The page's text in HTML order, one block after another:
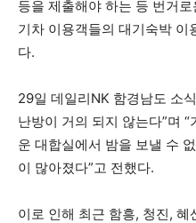
등을 제출해야 하는 등 번거
기차 이용객들의 대기숙박 이
다.
29일 데일리NK 함경남도 소
난방이 거의 되지 않는다”며
운 대합실에서 밤을 보낼 수
이 많아졌다”고 전했다.
이로 인해 최근 함흥, 청진,